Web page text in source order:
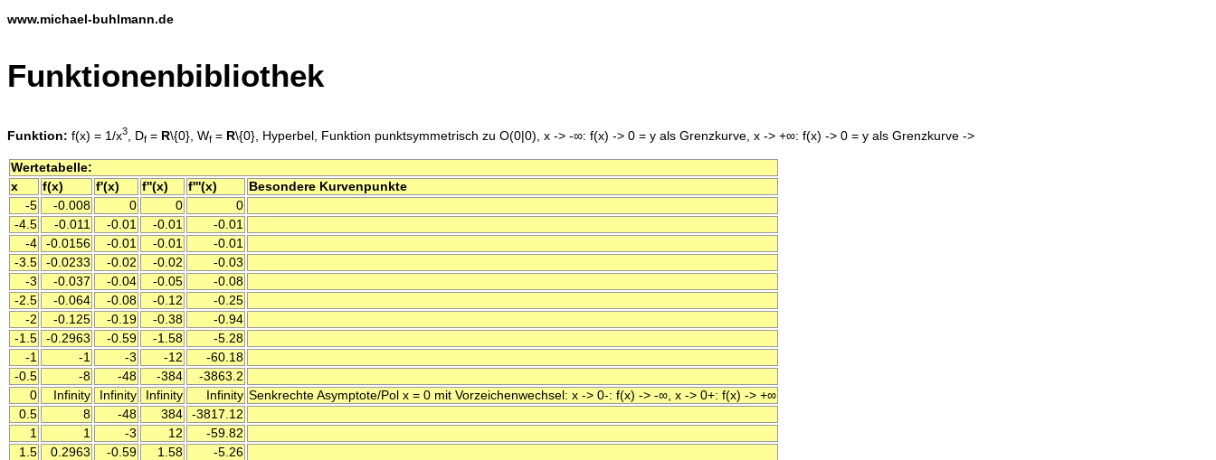
www.michael-buhlmann.de
Funktionenbibliothek
Funktion: f(x) = 1/x3 , Df = R\{0}, Wf = R\{0}, Hyperbel, Funktion punktsymmetrisch zu O(0|0), x -> -∞: f(x) -> 0 = y als Grenzkurve, x -> +∞: f(x) -> 0 = y als Grenzkurve ->
Wertetabelle:
x
f(x) f'(x) f''(x) f'''(x)
Besondere Kurvenpunkte
-5
-0.008 0 0
0
-4.5
-0.011 -0.01 -0.01
-0.01
-4
-0.0156 -0.01 -0.01
-0.01
-3.5
-0.0233 -0.02 -0.02
-0.03
-3
-0.037 -0.04 -0.05
-0.08
-2.5
-0.064 -0.08 -0.12
-0.25
-2
-0.125 -0.19 -0.38
-0.94
-1.5
-0.2963 -0.59 -1.58
-5.28
-1
-1 -3 -12
-60.18
-0.5
-8 -48 -384
-3863.2
0
Infinity Infinity Infinity Infinity Senkrechte Asymptote/Pol x = 0 mit Vorzeichenwechsel: x -> 0-: f(x) -> -∞, x -> 0+: f(x) -> +∞
0.5
8 -48 384
-3817.12
1
1 -3 12
-59.82
1.5
0.2963 -0.59 1.58
-5.26